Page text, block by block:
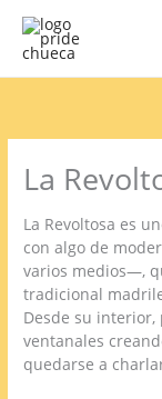
contenido
La
La Revoltosa es
con algo de
varios medios—,
tradicional
Desde su interior,
ventanales
quedarse a